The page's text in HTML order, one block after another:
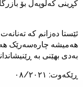
کڕینی کەلوپەل بۆ
ئێستا دەزانم کە
هەمیشە چارەسەرێک
بەدی بهێنی بە
ڕێکەوت: ٠٨/٢٠٢١